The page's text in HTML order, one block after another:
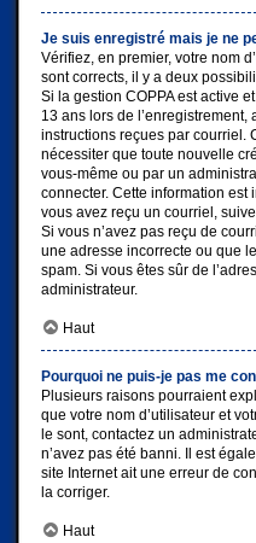
Je suis enregistré mais je ne
Vérifiez, en premier, votre nom
sont corrects, il y a deux
Si la gestion COPPA est active
13 ans lors de
instructions reçues par courriel.
nécessiter que toute nouvelle
vous-même ou par un
connecter. Cette information est
vous avez reçu un courriel,
Si vous n’avez pas reçu de
une adresse incorrecte ou que
spam. Si vous êtes sûr de
administrateur.
Haut
Pourquoi ne puis-je pas me
Plusieurs raisons pourraient
que votre nom d’utilisateur et
le sont, contactez un
n’avez pas été banni. Il est
site Internet ait une erreur de
la corriger.
Haut